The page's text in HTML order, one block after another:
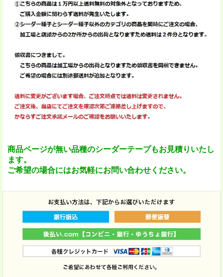
商品ページが無い品種のシーダーテープもお見積りいたし
ます。
ご希望の場合にはお気軽にお問い合わせください。